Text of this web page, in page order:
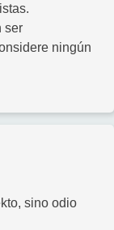
ser
ningún
sino odio